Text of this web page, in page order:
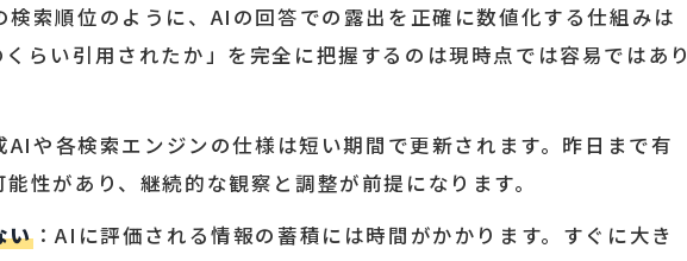
検索順位のように、AIの回答での露出を正確に数値化する仕組みは
らい引用されたか」を完全に把握するのは現時点では容易ではあり
AIや各検索エンジンの仕様は短い期間で更新されます。昨日まで有
性があり、継続的な観察と調整が前提になります。
い：AIに評価される情報の蓄積には時間がかかります。すぐに大き